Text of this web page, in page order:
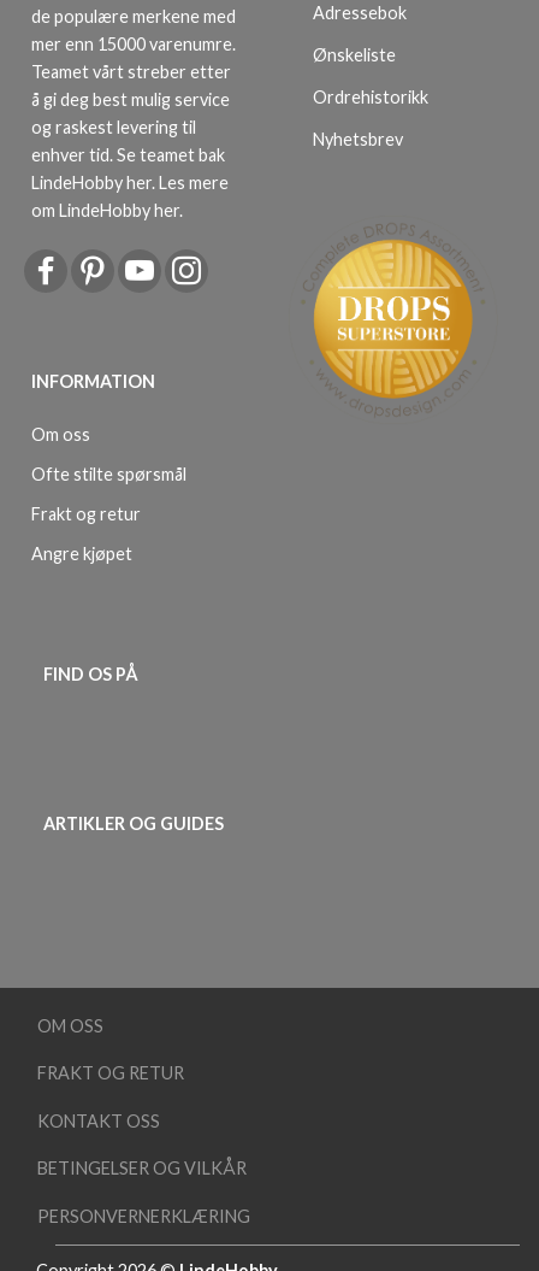
de populære merkene med
mer enn 15000 varenumre.
Teamet vårt streber etter
å gi deg best mulig service
og raskest levering til
enhver tid. Se teamet bak
LindeHobby her.Les mere
om LindeHobby her.
INFORMATION
Om oss
Ofte stilte spørsmål
Frakt og retur
Angre kjøpet
Adressebok
Ønskeliste
Ordrehistorikk
Nyhetsbrev
FIND OS PÅ
ARTIKLER OG GUIDES
OM OSS
FRAKT OG RETUR
KONTAKT OSS
BETINGELSER OG VILKÅR
PERSONVERNERKLÆRING